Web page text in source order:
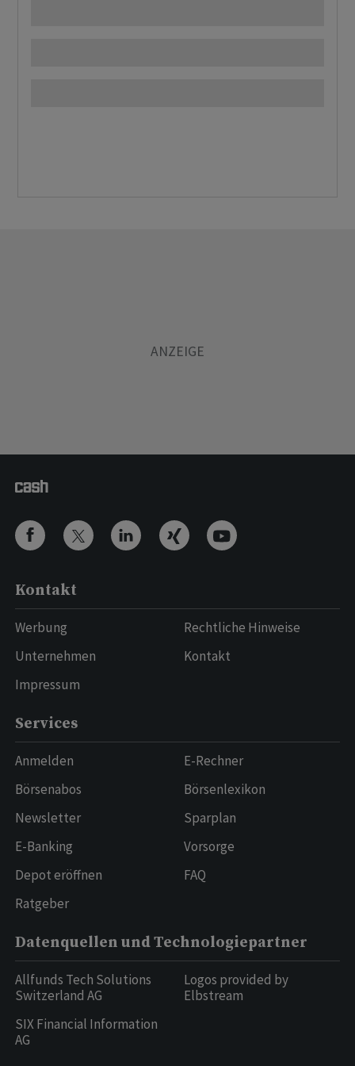
Kontakt
Werbung
Unternehmen
Impressum
Rechtliche Hinweise
Kontakt
Services
Anmelden
Börsenabos
Newsletter
E-Banking
Depot eröffnen
Ratgeber
E-Rechner
Börsenlexikon
Sparplan
Vorsorge
FAQ
Datenquellen und Technologiepartner
Allfunds Tech Solutions
Switzerland AG
SIX Financial Information
AG
Logos provided by
Elbstream